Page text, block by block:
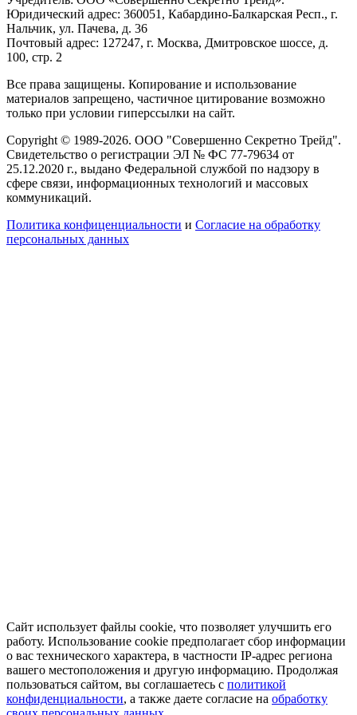
Юридический адрес: 360051, Кабардино-Балкарская Респ., г.
Нальчик, ул. Пачева, д. 36
Почтовый адрес: 127247, г. Москва, Дмитровское шоссе, д.
100, стр. 2
Все права защищены. Копирование и использование
материалов запрещено, частичное цитирование возможно
только при условии гиперссылки на сайт.
Copyright © 1989-2026. ООО "Совершенно Секретно Трейд".
Свидетельство о регистрации ЭЛ № ФС 77-79634 от
25.12.2020 г., выдано Федеральной службой по надзору в
сфере связи, информационных технологий и массовых
коммуникаций.
Политика конфиценциальности и Согласие на обработку
персональных данных
Сайт использует файлы cookie, что позволяет улучшить его
работу. Использование cookie предполагает сбор информации
о вас технического характера, в частности IP-адрес региона
вашего местоположения и другую информацию. Продолжая
пользоваться сайтом, вы соглашаетесь с политикой
конфиденциальности, а также даете согласие на обработку